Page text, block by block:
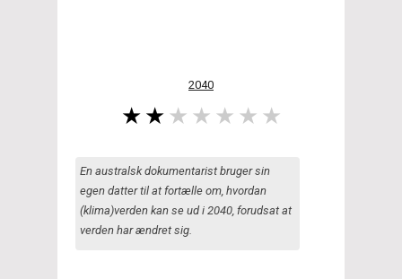
2040
En australsk dokumentarist bruger sin
egen datter til at fortælle om, hvordan
(klima)verden kan se ud i 2040, forudsat at
verden har ændret sig.